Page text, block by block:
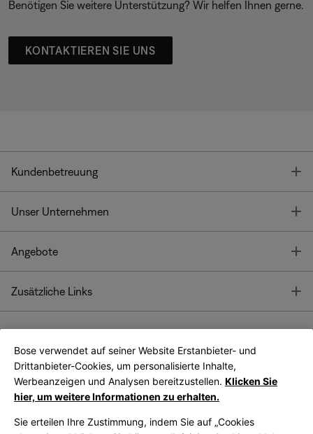
Benötigen Sie weitere Unterstützung? Wir helfen Ihnen gerne.
KONTAKTIEREN SIE UNS
Kundenbetreuung
Unser Unternehmen
Angebote
Zusätzliche Links
Bose App
Bose Connect
App
Bose verwendet auf seiner Website Erstanbieter- und
Drittanbieter-Cookies, um personalisierte Inhalte,
Werbeanzeigen und Analysen bereitzustellen. Klicken Sie
hier, um weitere Informationen zu erhalten.
Sie erteilen Ihre Zustimmung, indem Sie auf „Cookies